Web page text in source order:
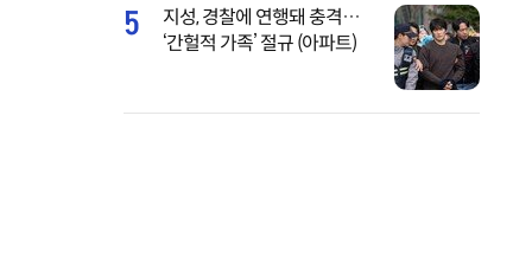
5
지성, 경찰에 연행돼 충격…
‘간헐적 가족’ 절규 (아파트)